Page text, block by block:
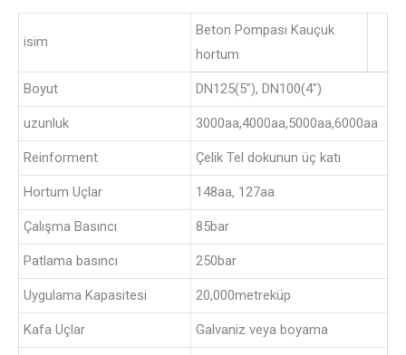
isim
Beton Pompası Kauçuk
hortum
Boyut DN125(5″), DN100(4″)
uzunluk 3000aa,4000aa,5000aa,6000aa
Reinforment Çelik Tel dokunun üç katı
Hortum Uçlar 148aa, 127aa
Çalışma Basıncı 85bar
Patlama basıncı 250bar
Uygulama Kapasitesi 20,000metreküp
Kafa Uçlar Galvaniz veya boyama